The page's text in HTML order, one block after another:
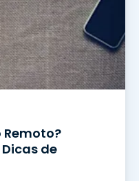
Remoto?
de